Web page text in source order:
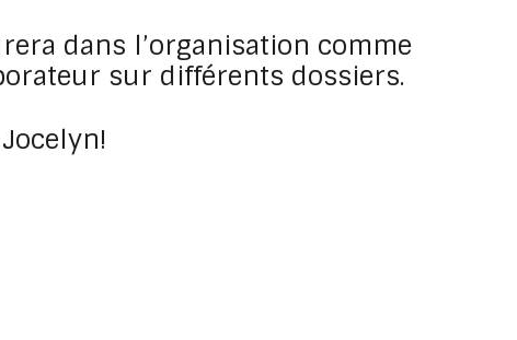
dans l’organisation comme
sur différents dossiers.